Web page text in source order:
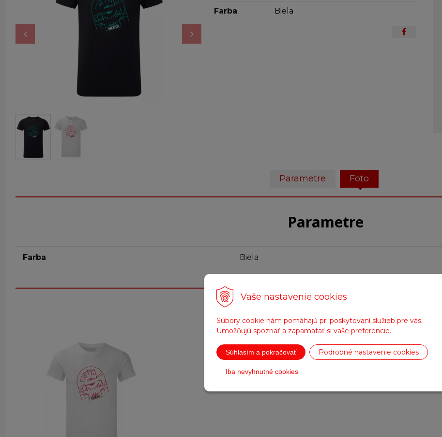
Vaše nastavenie cookies
Súbory cookie nám pomáhajú pri poskytovaní služieb pre vás.
Umožňujú spoznať a zapamätať si vaše preferencie.
Súhlasím a pokračovať Podrobné nastavenie cookies
Iba nevyhnutné cookies
Farba Biela
Parametre Foto
Parametre
Farba Biela
Fotogaléria